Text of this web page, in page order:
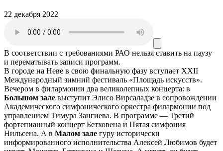
22 декабря 2022
В соответствии с требованиями РАО нельзя ставить на паузу
и перематывать записи программ.
В городе на Неве в свою финальную фазу вступает ХХII
Международный зимний фестиваль «Площадь искусств».
Вечером в филармонии два великолепных концерта: в
Большом зале выступит Элисо Вирсаладзе в сопровождении
Академического симфонического оркестра филармонии под
управлением Тимура Зангиева. В программе — Третий
фортепианный концерт Бетховена и Пятая симфония
Нильсена. А в Малом зале гуру исторически
информированного исполнительства Алексей Любимов будет